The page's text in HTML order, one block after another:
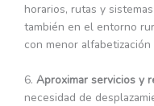
horarios, rutas y
también en el entorno
con menor alfabetización
6. Aproximar servicios y
necesidad de